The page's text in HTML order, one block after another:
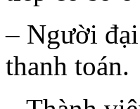
– Người
thanh toán.